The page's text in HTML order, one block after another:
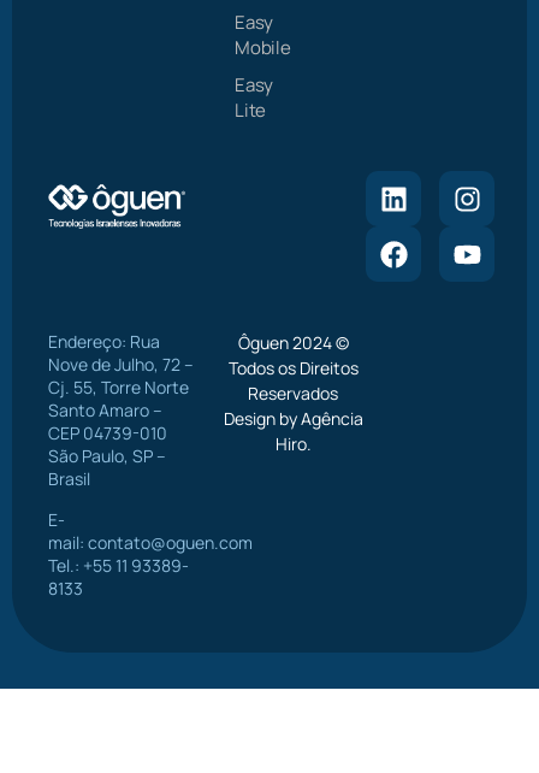
Easy
Mobile
Easy
Lite
Endereço: Rua
Nove de Julho, 72 –
Cj. 55, Torre Norte
Santo Amaro –
CEP 04739-010
São Paulo, SP –
Brasil
E-
mail: contato@oguen.com
Tel.: +55 11 93389-
8133
Ôguen 2024 ©
Todos os Direitos
Reservados
Design by Agência
Hiro.